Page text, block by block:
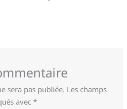
sera pas publiée. Les champs
avec*